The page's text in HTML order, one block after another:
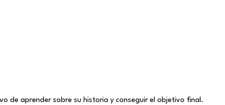
de aprender sobre su historia y conseguir el objetivo final.